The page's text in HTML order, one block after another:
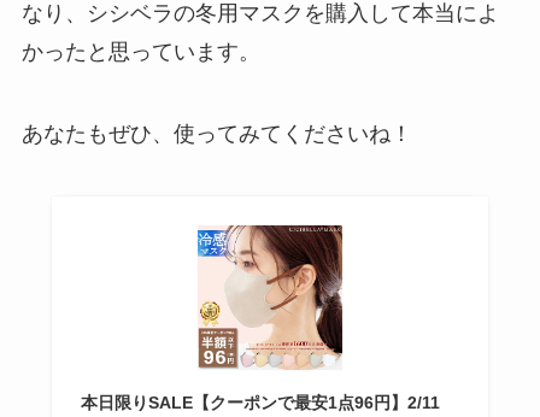
なり、シシベラの冬用マスクを購入して本当によ
かったと思っています。
あなたもぜひ、使ってみてくださいね！
本日限りSALE【クーポンで最安1点96円】2/11